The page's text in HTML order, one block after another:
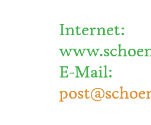
Internet:
E-Mail: